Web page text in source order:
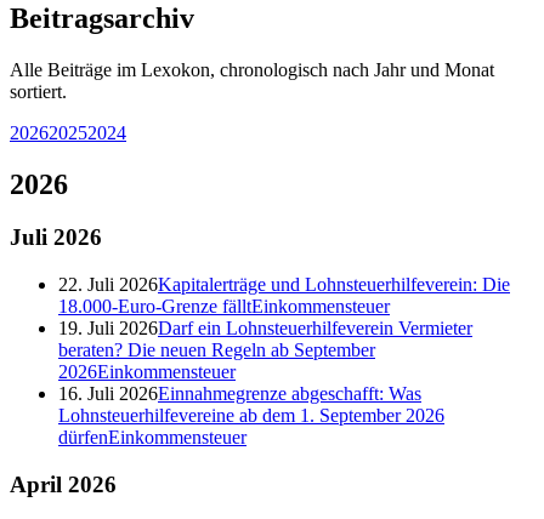
Beitragsarchiv
Alle Beiträge im Lexokon, chronologisch nach Jahr und Monat
sortiert.
202620252024
2026
Juli 2026
22. Juli 2026Kapitalerträge und Lohnsteuerhilfeverein: Die
18.000-Euro-Grenze fälltEinkommensteuer
19. Juli 2026Darf ein Lohnsteuerhilfeverein Vermieter
beraten? Die neuen Regeln ab September
2026Einkommensteuer
16. Juli 2026Einnahmegrenze abgeschafft: Was
Lohnsteuerhilfevereine ab dem 1. September 2026
dürfenEinkommensteuer
April 2026